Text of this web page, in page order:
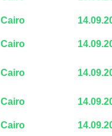
Cairo
Cairo
Cairo
Cairo
Cairo